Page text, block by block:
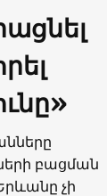
բացման
չի